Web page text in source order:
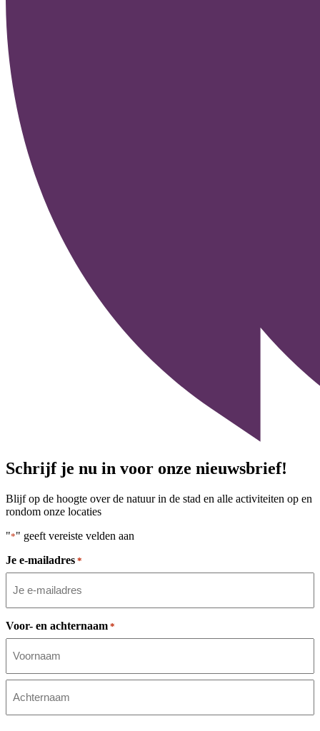
Schrijf je nu in voor onze nieuwsbrief!
Blijf op de hoogte over de natuur in de stad en alle activiteiten op en
rondom onze locaties
"*" geeft vereiste velden aan
Je e-mailadres *
Voor- en achternaam *
Voornaam